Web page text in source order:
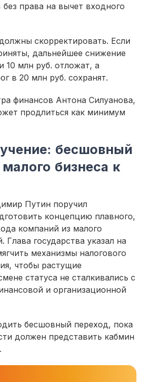
права на вычет входного
скорректировать. Если
дальнейшее снижение
10 млн руб. отложат, а
в 20 млн руб. сохранят.
финансов Антона Силуанова,
продлиться как минимум
бесшовный
бизнеса к
Путин поручил
концепцию плавного,
компаний из малого
Глава государства указал на
механизмы налогового
чтобы растущие
статуса не сталкивались с
и организационной
бесшовный переход, пока
должен представить кабмин